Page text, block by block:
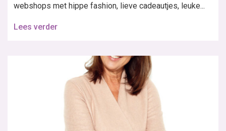
webshops met hippe fashion, lieve cadeautjes, leuke...
Lees verder